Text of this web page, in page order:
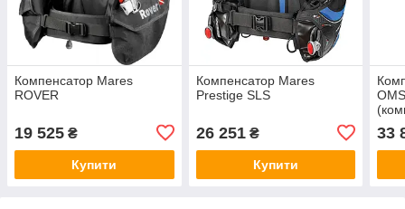
Компенсатор Mares
ROVER
19 525 ₴
Купити
Компенсатор Mares
Prestige SLS
26 251₴
Купити
33